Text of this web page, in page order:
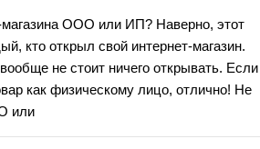
ООО или ИП? Наверно, этот
кто открыл свой интернет-магазин.
не стоит ничего открывать. Если
как физическому лицо, отлично! Не
или